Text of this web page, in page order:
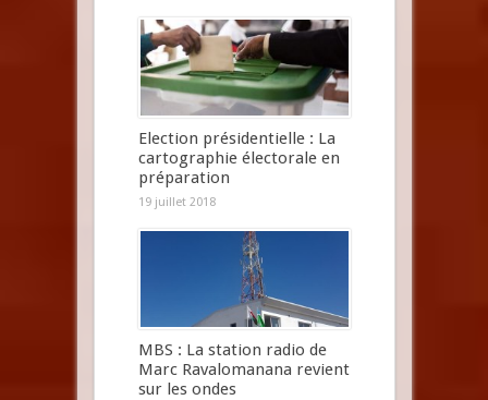
Election présidentielle : La
cartographie électorale en
préparation
19 juillet 2018
MBS : La station radio de
Marc Ravalomanana revient
sur les ondes